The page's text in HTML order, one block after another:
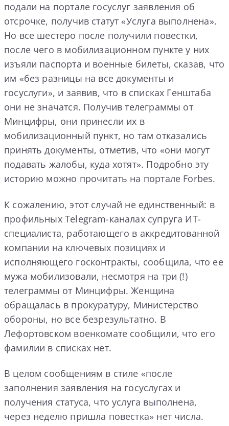
подали на портале госуслуг заявления об
отсрочке, получив статут «Услуга выполнена».
Но все шестеро после получили повестки,
после чего в мобилизационном пункте у них
изъяли паспорта и военные билеты, сказав, что
им «без разницы на все документы и
госуслуги», и заявив, что в списках Генштаба
они не значатся. Получив телеграммы от
Минцифры, они принесли их в
мобилизационный пункт, но там отказались
принять документы, отметив, что «они могут
подавать жалобы, куда хотят». Подробно эту
историю можно прочитать на портале Forbes.
К сожалению, этот случай не единственный: в
профильных Telegram-каналах супруга ИТ-
специалиста, работающего в аккредитованной
компании на ключевых позициях и
исполняющего госконтракты, сообщила, что ее
мужа мобилизовали, несмотря на три (!)
телеграммы от Минцифры. Женщина
обращалась в прокуратуру, Министерство
обороны, но все безрезультатно. В
Лефортовском военкомате сообщили, что его
фамилии в списках нет.
В целом сообщениям в стиле «после
заполнения заявления на госуслугах и
получения статуса, что услуга выполнена,
через неделю пришла повестка» нет числа.